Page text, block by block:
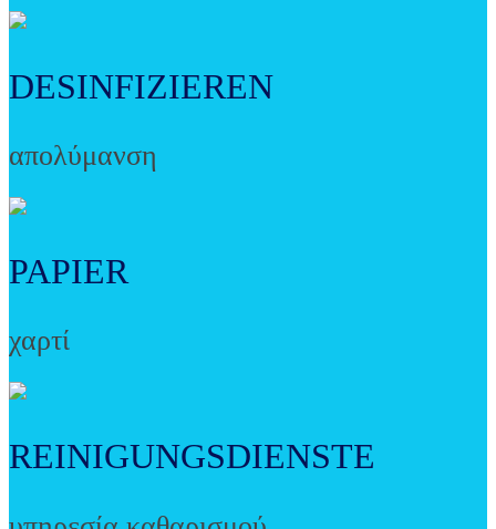
DESINFIZIEREN
απολύμανση
PAPIER
χαρτί
REINIGUNGSDIENSTE